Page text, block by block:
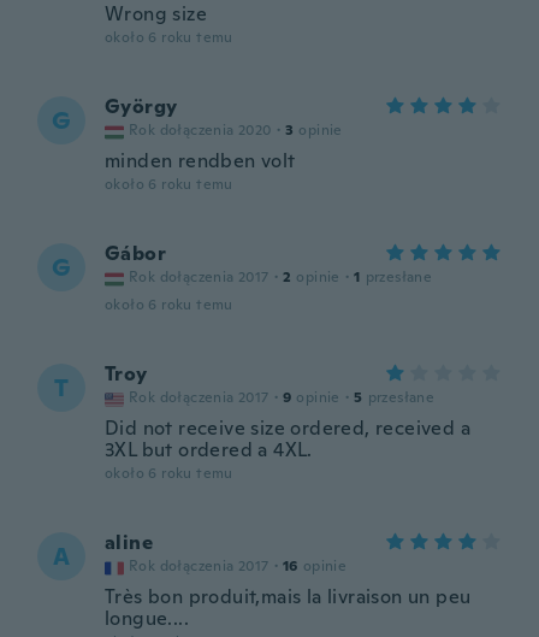
Wrong size
około 6 roku temu
G György
Rok dołączenia 2020 · 3 opinie
minden rendben volt
około 6 roku temu
G Gábor
Rok dołączenia 2017 · 2 opinie · 1 przesłane
około 6 roku temu
T Troy
Rok dołączenia 2017 · 9 opinie · 5 przesłane
Did not receive size ordered, received a
3XL but ordered a 4XL.
około 6 roku temu
A aline
Rok dołączenia 2017 · 16 opinie
Très bon produit,mais la livraison un peu
longue....